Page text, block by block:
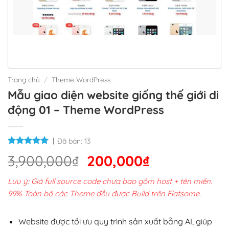
Trang chủ / Theme WordPress
Mẫu giao diện website giống thế giới di
động 01 – Theme WordPress
Đã bán: 13
3,900,000₫ Giá
gốc
là:
3,900,000₫.
200,000₫Giá
hiện
tại
200,000₫.
Lưu ý: Giá full source code chưa bao gồm host + tên miền.
99% Toàn bộ các Theme đều được Build trên Flatsome.
Website được tối ưu quy trình sản xuất bằng AI, giúp